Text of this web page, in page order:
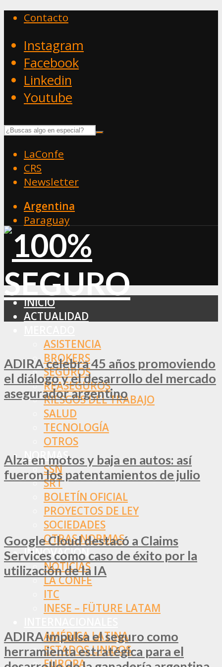
Contacto
Instagram
Facebook
Linkedin
Youtube
LaConfe
CRS
Newsletter
Argentina
Paraguay
INICIO
ACTUALIDAD
ASISTENCIA
BROKERS
SEGUROS
REASEGUROS
RIESGOS DEL TRABAJO
SALUD
TECNOLOGÍA
OTROS
NORMAS
SSN
SRT
BOLETÍN OFICIAL
PROYECTOS DE LEY
SOCIEDADES
OTRAS NORMAS
INNOVACIÓN
NOTICIAS
LA CONFE
ITC
INESE – FÜTURE LATAM
AMÉRICA LATINA
ESTADOS UNIDOS
EUROPA
ADIRA celebra 45 años promoviendo
el diálogo y el desarrollo del mercado
asegurador argentino
Alza en motos y baja en autos: así
fueron los patentamientos de julio
Google Cloud destacó a Claims
Services como caso de éxito por la
utilización de la IA
ADIRA impulsa el seguro como
herramienta estratégica para el